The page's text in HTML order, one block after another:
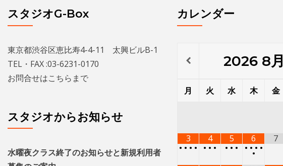
スタジオG-Box
東京都渋谷区恵比寿4-4-11 太興ビルB-1
TEL・FAX :03-6231-0170
お問合せはこちら まで
スタジオからお知らせ
水曜夜クラス終了のお知らせと新規利用者
カレンダー
2026 8月
月 火 水 木 金
3
••••
4
•••
5
•••
6
••••
•
7